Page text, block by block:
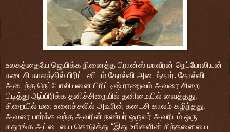
உலகத்தையே ஜெயிக்க நினைத்த பிரான்ஸ் மாவீரன் நெப்போலியன்
கடைசி காலத்தில் பிரிட்டனிடம் தோல்வி அடைந்தார். தோல்வி
அடைந்த நெப்போலியனை பிரிட்டிஷ் ராணுவம் அவரை சிறை
பிடித்து ஆப்பிரிக்க தனிச்சிறையில் தனிமையில் வைத்தது.
சிறையில் மன உளைச்சலில் அவரின் கடைசி காலம் கழிந்தது.
அவரை பார்க்க வந்த அவரின் நண்பர் ஒருவர் அவரிடம் ஒரு
சதுரங்க அட்டையை கொடுத்து “இது உங்களின் சிந்தனையை